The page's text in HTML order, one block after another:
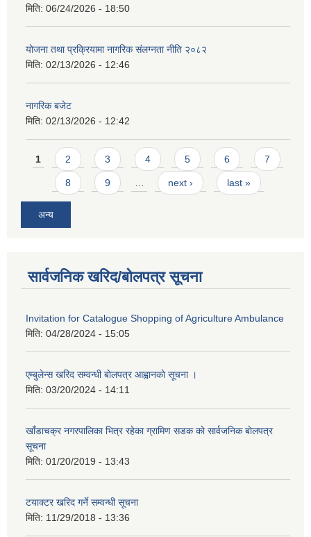
मिति: 06/24/2026 - 18:50
योजना तथा प्रक्रियामा नागरिक संलग्नता नीति २०८२
मिति: 02/13/2026 - 12:46
नागरिक बजेट
मिति: 02/13/2026 - 12:42
Pages
1 2 3 4 5 6 7
8 9 next › last »
अन्य
सार्वजनिक खरिद/बोलपत्र सूचना
Invitation for Catalogue Shopping of Agriculture Ambulance
मिति: 04/28/2024 - 15:05
एम्बुलेन्स खरिद सम्वन्धी बाेलपत्र आह्वानकाे सूचना ।
मिति: 03/20/2024 - 14:11
खाँडाचक्र नगरपालिका भित्र रहेका ग्रामिण सडक काे सार्वजनिक बाेलपत्र
सूचना
मिति: 01/20/2019 - 13:43
टयाक्टर खरिद गर्ने सम्वन्धी सूचना
मिति: 11/29/2018 - 13:36